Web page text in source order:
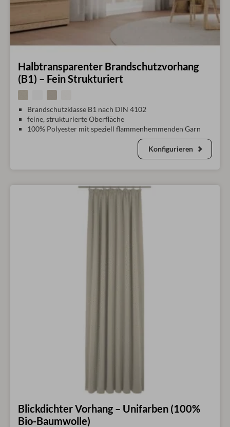
Halbtransparenter Brandschutzvorhang
(B1) – Fein Strukturiert
Brandschutzklasse B1 nach DIN 4102
feine, strukturierte Oberfläche
100% Polyester mit speziell flammenhemmenden Garn
Blickdichter Vorhang – Unifarben (100%
Bio-Baumwolle)